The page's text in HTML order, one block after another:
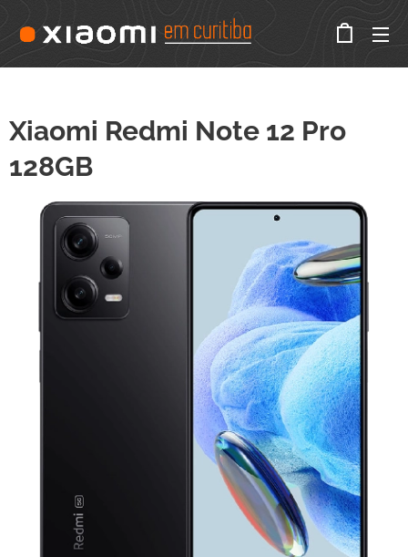
Xiaomi Redmi Note 12 Pro
128GB